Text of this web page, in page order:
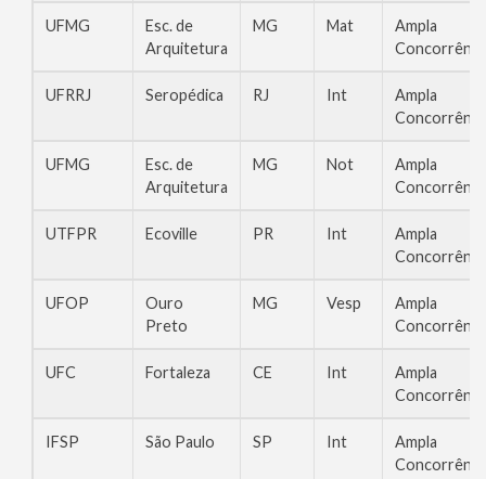
UFMG
Esc. de
Arquitetura
MG Mat
Ampla
UFRRJ Seropédica RJ Int
Ampla
UFMG
Esc. de
Arquitetura
MG Not
Ampla
UTFPR Ecoville PR Int
Ampla
UFOP
Ouro
Preto
MG Vesp
Ampla
UFC Fortaleza CE Int
Ampla
IFSP São Paulo SP Int
Ampla